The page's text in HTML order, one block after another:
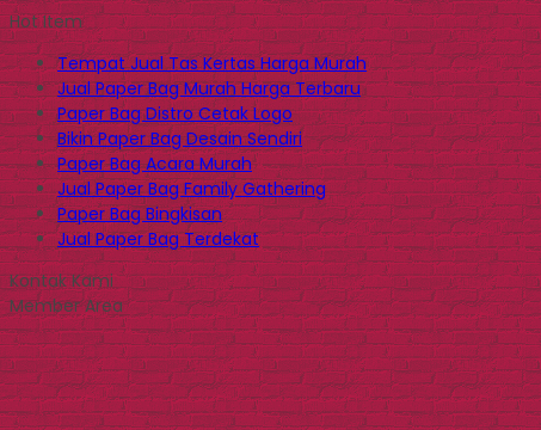
Hot Item
Tempat Jual Tas Kertas Harga Murah
Jual Paper Bag Murah Harga Terbaru
Paper Bag Distro Cetak Logo
Bikin Paper Bag Desain Sendiri
Paper Bag Acara Murah
Jual Paper Bag Family Gathering
Paper Bag Bingkisan
Jual Paper Bag Terdekat
Kontak Kami
Member Area